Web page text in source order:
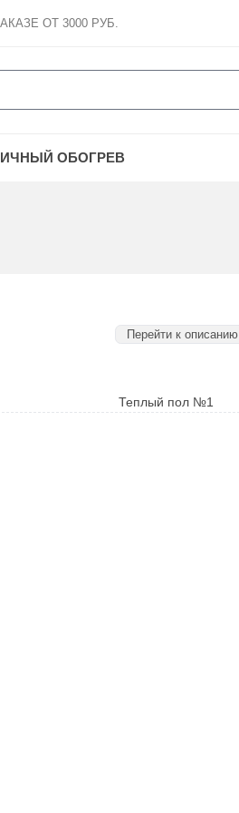
ОТ 3000 РУБ.
ОБОГРЕВ
Перейти к описанию
Теплый пол №1